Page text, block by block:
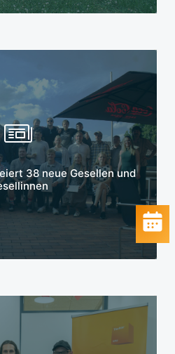
38 neue Gesellen und